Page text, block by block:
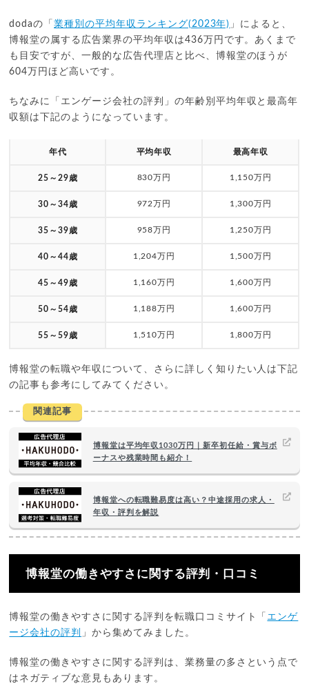
dodaの「業種別の平均年収ランキング(2023年) 」によると、
博報堂の属する広告業界の平均年収は436万円です。あくまで
も目安ですが、一般的な広告代理店と比べ、博報堂のほうが
604万円ほど高いです。
ちなみに「エンゲージ会社の評判」の年齢別平均年収と最高年
収額は下記のようになっています。
年代 平均年収 最高年収
25～29歳 830万円 1,150万円
30～34歳 972万円 1,300万円
35～39歳 958万円 1,250万円
40～44歳 1,204万円 1,500万円
45～49歳 1,160万円 1,600万円
50～54歳 1,188万円 1,600万円
55～59歳 1,510万円 1,800万円
博報堂︎の転職や年収について、さらに詳しく知りたい人は下記
の記事も参考にしてみてください。
関連記事
博報堂は平均年収1030万円｜新卒初任給・賞与ボ
ーナスや残業時間も紹介！
博報堂への転職難易度は高い？中途採用の求人・
年収・評判を解説
博報堂︎の働きやすさに関する評判・口コミ
博報堂の働きやすさに関する評判を転職口コミサイト「 エンゲ
ージ会社の評判
」から集めてみました。
博報堂の働きやすさに関する評判は、業務量の多さという点で
はネガティブな意見もあります。